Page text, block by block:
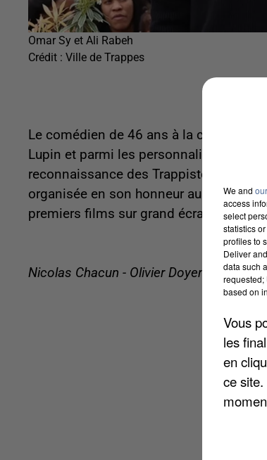
Omar Sy et Ali Rabeh
Crédit : Ville de Trappes
Le comédien de 46 ans à la carrière
Lupin et parmi les personnalités
reconnaissance des Trappistes, elle
organisée en son honneur au Grenier à
premiers films sur grand écran. La
Nicolas Chacun - Olivier Doyen
We and
access
select
statistics
profiles to
Deliver
data such
requested;
based on
Vous
les
en
ce